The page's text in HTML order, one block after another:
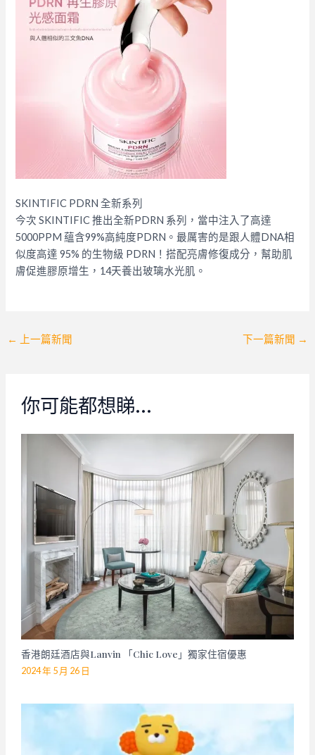
SKINTIFIC PDRN 全新系列
今次 SKINTIFIC 推出全新PDRN 系列，當中注入了高達
5000PPM 蘊含99%高純度PDRN。最厲害的是跟人體DNA相
似度高達 95% 的生物級 PDRN！搭配亮膚修復成分，幫助肌
膚促進膠原增生，14天養出玻璃水光肌。
Post
← 上一篇新聞 下一篇新聞 →
你可能都想睇…
香港朗廷酒店與Lanvin 「Chic Love」獨家住宿優惠
2024 年 5 月 26 日